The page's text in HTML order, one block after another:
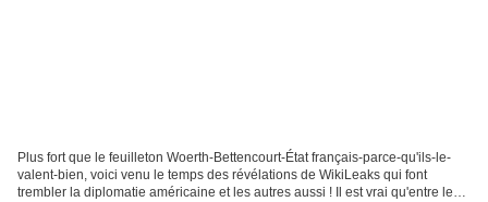
Plus fort que le feuilleton Woerth-Bettencourt-État français-parce-qu'ils-le-
valent-bien, voici venu le temps des révélations de WikiLeaks qui font
trembler la diplomatie américaine et les autres aussi ! Il est vrai qu'entre les